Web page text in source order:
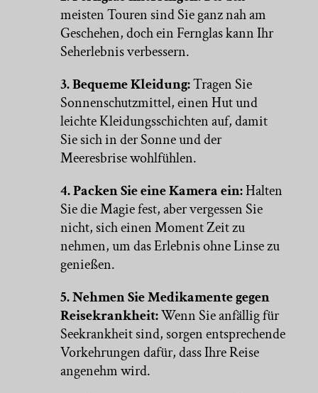
meisten Touren sind Sie ganz nah am
Geschehen, doch ein Fernglas kann Ihr
Seherlebnis verbessern.
3. Bequeme Kleidung:Tragen Sie
Sonnenschutzmittel, einen Hut und
leichte Kleidungsschichten auf, damit
Sie sich in der Sonne und der
Meeresbrise wohlfühlen.
4. Packen Sie eine Kamera ein:Halten
Sie die Magie fest, aber vergessen Sie
nicht, sich einen Moment Zeit zu
nehmen, um das Erlebnis ohne Linse zu
genießen.
5. Nehmen Sie Medikamente gegen
Reisekrankheit:Wenn Sie anfällig für
Seekrankheit sind, sorgen entsprechende
Vorkehrungen dafür, dass Ihre Reise
angenehm wird.